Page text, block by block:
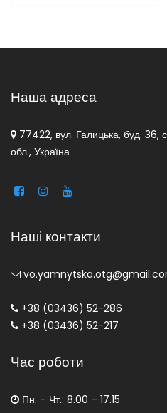
Наша адреса
77422, вул. Галицька, буд. 36,
обл., Україна
Наші контакти
+38 (03436) 52-286
+38 (03436) 52-217
Час роботи
Пн. – Чт.: 8.00 – 17.15